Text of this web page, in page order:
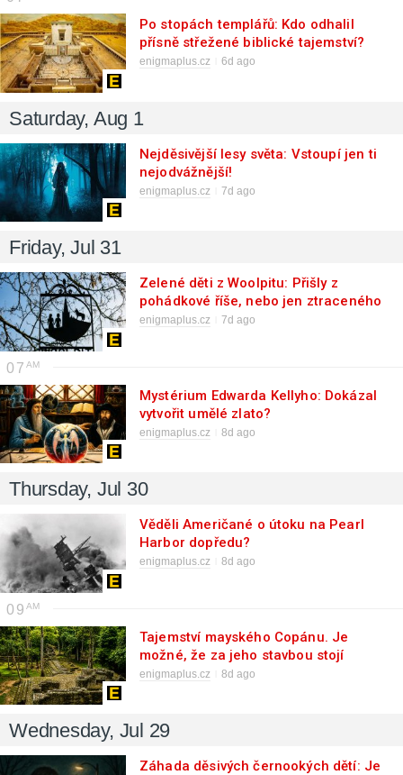
Po stopách templářů: Kdo odhalil
přísně střežené biblické tajemství?
enigmaplus.cz 6d ago
Saturday, Aug 1
Nejděsivější lesy světa: Vstoupí jen ti
nejodvážnější!
enigmaplus.cz 7d ago
Friday, Jul 31
Zelené děti z Woolpitu: Přišly z
pohádkové říše, nebo jen ztraceného
světa?
enigmaplus.cz 7d ago
07
Mystérium Edwarda Kellyho: Dokázal
vytvořit umělé zlato?
enigmaplus.cz 8d ago
Thursday, Jul 30
Věděli Američané o útoku na Pearl
Harbor dopředu?
enigmaplus.cz 8d ago
09
Tajemství mayského Copánu. Je
možné, že za jeho stavbou stojí
mimozemšťané?
enigmaplus.cz 8d ago
Wednesday, Jul 29
Záhada děsivých černookých dětí: Je